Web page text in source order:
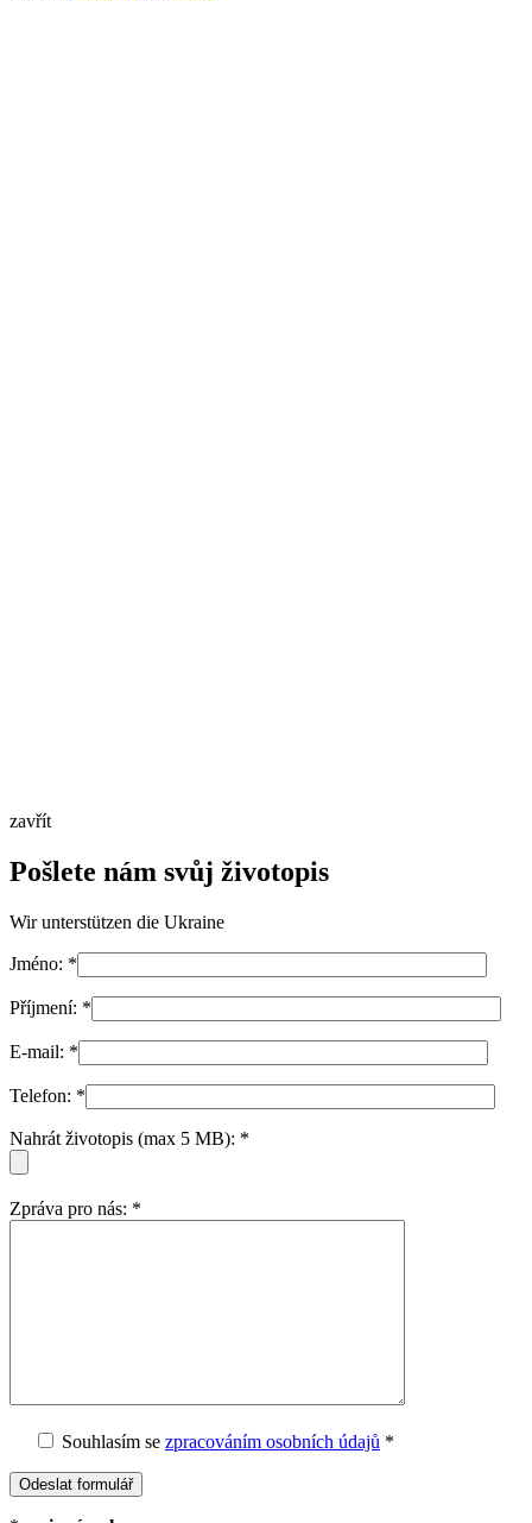
zavřít
Pošlete nám svůj životopis
Wir unterstützen die Ukraine
Jméno: *
Příjmení: *
E-mail: *
Telefon: *
Nahrát životopis (max 5 MB): *
Zpráva pro nás: *
Souhlasím se zpracováním osobních údajů *